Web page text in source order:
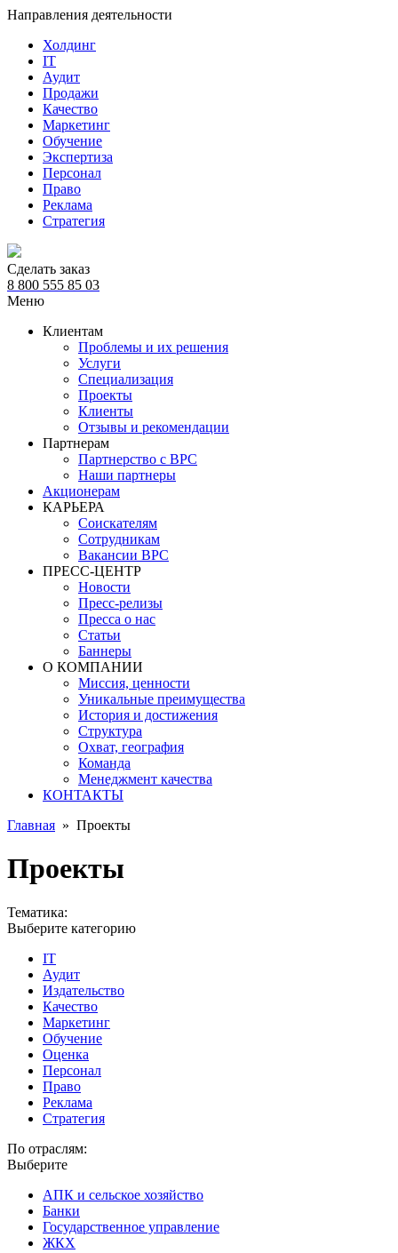
Направления деятельности
Холдинг
IT
Аудит
Продажи
Качество
Маркетинг
Обучение
Экспертиза
Персонал
Право
Реклама
Стратегия
Сделать заказ
8 800 555 85 03
Меню
Клиентам
Проблемы и их решения
Услуги
Специализация
Проекты
Клиенты
Отзывы и рекомендации
Партнерам
Партнерство с BPC
Наши партнеры
Акционерам
КАРЬЕРА
Соискателям
Сотрудникам
Вакансии BPC
ПРЕСС-ЦЕНТР
Новости
Пресс-релизы
Пресса о нас
Статьи
Баннеры
О КОМПАНИИ
Миссия, ценности
Уникальные преимущества
История и достижения
Структура
Охват, география
Команда
Менеджмент качества
КОНТАКТЫ
Главная » Проекты
Проекты
Тематика:
Выберите категорию
IT
Аудит
Издательство
Качество
Маркетинг
Обучение
Оценка
Персонал
Право
Реклама
Стратегия
По отраслям:
Выберите
АПК и сельское хозяйство
Банки
Государственное управление
ЖКХ